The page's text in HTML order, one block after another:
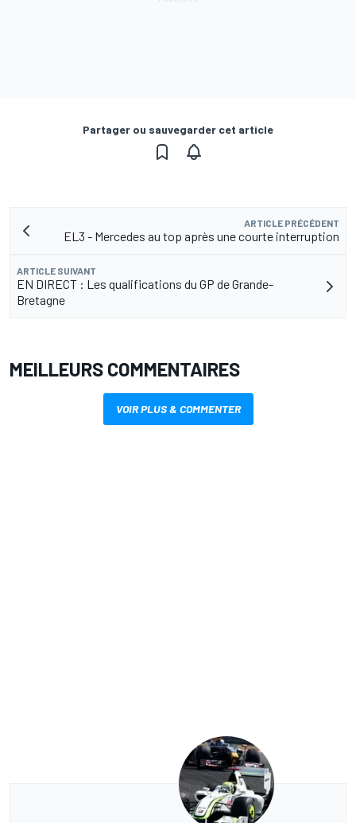
Partager ou sauvegarder cet article
ARTICLE PRÉCÉDENT
EL3 - Mercedes au top après une courte interruption
ARTICLE SUIVANT
EN DIRECT : Les qualifications du GP de Grande-
Bretagne
MEILLEURS COMMENTAIRES
VOIR PLUS & COMMENTER